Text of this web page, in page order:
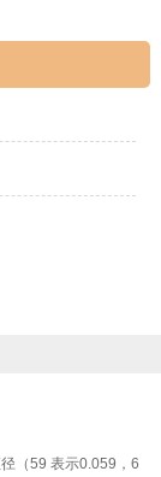
（59 表示0.059，6